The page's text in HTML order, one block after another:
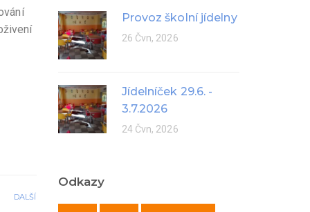
DALŠÍ
Provoz školní jídelny
26 Čvn, 2026
Jídelníček 29.6. -
3.7.2026
24 Čvn, 2026
Odkazy